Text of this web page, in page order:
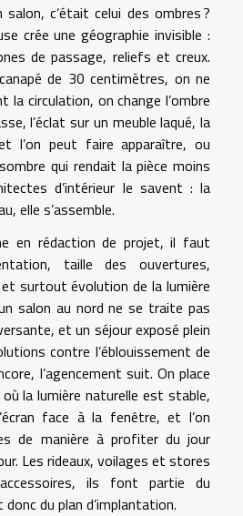
c’était celui des ombres ?
crée une géographie invisible :
de passage, reliefs et creux.
de 30 centimètres, on ne
la circulation, on change l’ombre
l’éclat sur un meuble laqué, la
l’on peut faire apparaître, ou
qui rendait la pièce moins
d’intérieur le savent : la
elle s’assemble.
en rédaction de projet, il faut
taille des ouvertures,
surtout évolution de la lumière
salon au nord ne se traite pas
et un séjour exposé plein
contre l’éblouissement de
l’agencement suit. On place
où la lumière naturelle est stable,
face à la fenêtre, et l’on
de manière à profiter du jour
Les rideaux, voilages et stores
ils font partie du
du plan d’implantation.